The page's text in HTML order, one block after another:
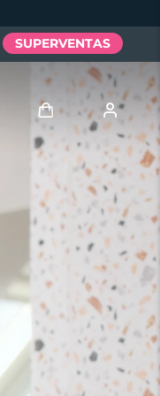
SUPERVENTAS
Iniciar sesión
Perfil de usuario
Mis dispositivos
Mis pedidos
Mis direcciones
Mis suscripciones